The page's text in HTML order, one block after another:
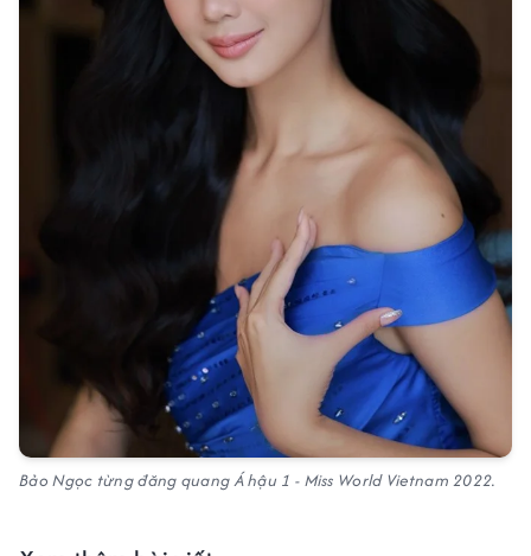
Bảo Ngọc từng đăng quang Á hậu 1 - Miss World Vietnam 2022.